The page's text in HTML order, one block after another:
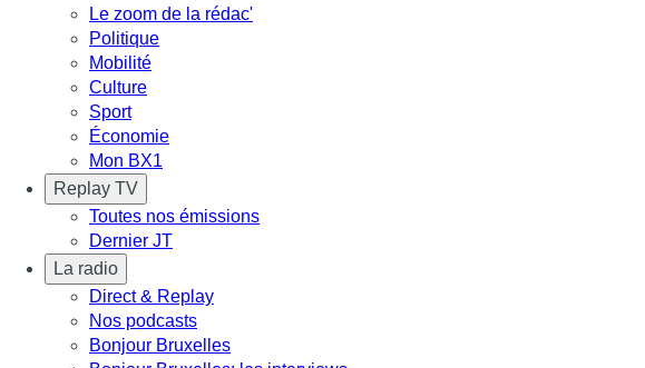
Le zoom de la rédac'
Politique
Mobilité
Culture
Sport
Économie
Mon BX1
Replay TV
Toutes nos émissions
Dernier JT
La radio
Direct & Replay
Nos podcasts
Bonjour Bruxelles